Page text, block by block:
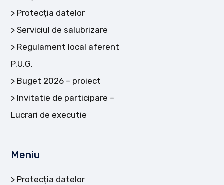
Protecția datelor
Serviciul de salubrizare
Regulament local aferent
P.U.G.
Buget 2026 – proiect
Invitatie de participare –
Lucrari de executie
Meniu
Protecția datelor